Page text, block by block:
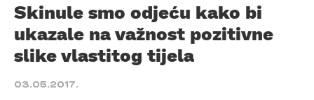
Skinule smo odjeću kako bi
ukazale na važnost pozitivne
slike vlastitog tijela
03.05.2017.